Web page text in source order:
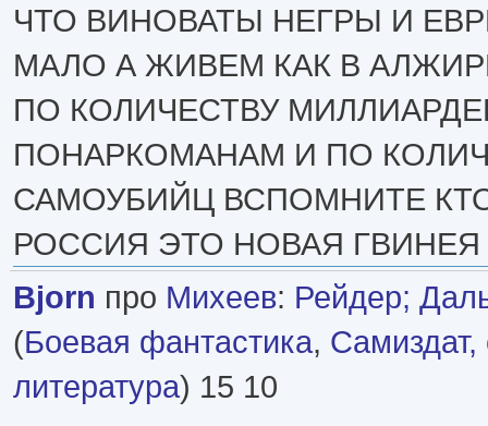
ЧТО ВИНОВАТЫ НЕГРЫ И
МАЛО А ЖИВЕМ КАК В
ПО КОЛИЧЕСТВУ
ПОНАРКОМАНАМ И ПО
САМОУБИЙЦ ВСПОМНИТЕ
РОССИЯ ЭТО НОВАЯ ГВИНЕЯ
Bjorn про Михеев: Рейдер;
(Боевая фантастика, Самиздат,
литература) 15 10